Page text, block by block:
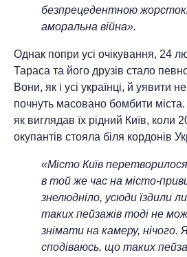
безпрецедентною
аморальна війна».
Однак попри усі очікування, 24
Тараса та його друзів стало
Вони, як і усі українці, й уявити
почнуть масовано бомбити
як виглядав їх рідний Київ, коли
окупантів стояла біля кордонів
«Місто Київ
в той же час на місто-
знелюдніло, усюди їздили
таких пейзажів тоді не
знімати на камеру, нічого.
сподіваюсь, що таких